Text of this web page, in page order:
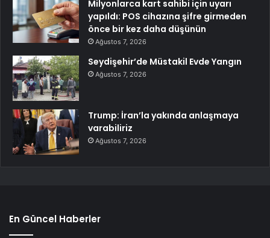
Milyonlarca kart sahibi için uyarı
yapıldı: POS cihazına şifre girmeden
önce bir kez daha düşünün
Ağustos 7, 2026
Seydişehir’de Müstakil Evde Yangın
Ağustos 7, 2026
Trump: İran’la yakında anlaşmaya
varabiliriz
Ağustos 7, 2026
En Güncel Haberler